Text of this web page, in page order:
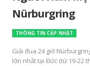
Nürburgring
THÔNG TIN CẬP NHẬT
Giải đua 24 giờ
lớn nhất tại Đức (từ 19-22